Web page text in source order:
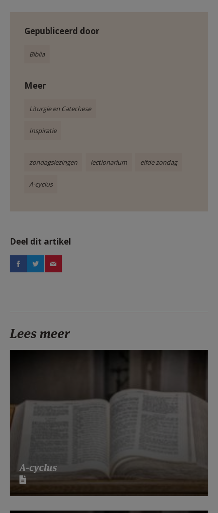
Gepubliceerd door
Biblia
Meer
Liturgie en Catechese
Inspiratie
zondagslezingen lectionarium elfde zondag
A-cyclus
Deel dit artikel
Lees meer
A-cyclus